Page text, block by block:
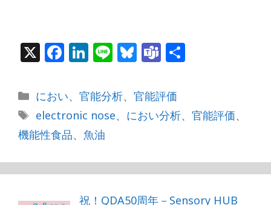
X F
c
e
b
o
o
Li
k
e
dI
n
Li
e
Bl
e
s
k
T
a
m
s
カ
テ
ゴ
リ
ー
におい、 官能分析、 官能評価
タ
グ
electronic nose、 におい分析、 官能評価、
機能性食品、 魚油
祝！QDA50周年－Sensory HUB